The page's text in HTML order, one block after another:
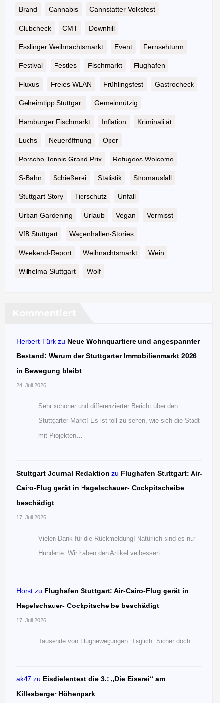
Brand Cannabis Cannstatter Volksfest
Clubcheck CMT Downhill
Esslinger Weihnachtsmarkt Event Fernsehturm
Festival Festles Fischmarkt Flughafen
Fluxus Freies WLAN Frühlingsfest Gastrocheck
Geheimtipp Stuttgart Gemeinnützig
Hamburger Fischmarkt Inflation Kriminalität
Luchs Neueröffnung Oper
Porsche Tennis Grand Prix Refugees Welcome
S-Bahn Schießerei Statistik Stromausfall
Stuttgart Story Tierschutz Unfall
Urban Gardening Urlaub Vegan Vermisst
VfB Stuttgart Wagenhallen-Stories
Weekend-Report Weihnachtsmarkt Wein
Wilhelma Stuttgart Wolf
Herbert Türk zu Neue Wohnquartiere und angespannter
Bestand: Warum der Stuttgarter Immobilienmarkt 2026
in Bewegung bleibt
24. Juli 2026
Sehr schöner und differenzierter Bericht über den
Stuttgarter Markt! Es ist toll zu sehen, wie sich die Stadt
mit Projekten…
Stuttgart Journal Redaktion zu Flughafen Stuttgart: Air-
Cairo-Flug gerät in Hagelschauer- Cockpitscheibe
beschädigt
17. Juli 2026
Vielen Dank für die Rückmeldung! Natürlich sind es nur
Hunderte. Wir haben den Artikel verbessert.
Horst zu Flughafen Stuttgart: Air-Cairo-Flug gerät in
Hagelschauer- Cockpitscheibe beschädigt
17. Juli 2026
Tausende von Flugnewegungen. Täglich. Sicher doch.
ak47 zu Eisdielentest die 3.: „Die Eiserei“ am
Killesberger Höhenpark